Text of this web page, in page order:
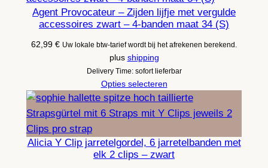
Agent Provocateur – Zijden lijfje met vergulde
accessoires zwart – 4-banden maat 34 (S)
62,99 € Uw lokale btw-tarief wordt bij het afrekenen berekend.
plus shipping
Delivery Time: sofort lieferbar
Opties selecteren
Alicia Y Clip jarretelgordel, 6 jarretelbanden met
elk 2 clips – zwart